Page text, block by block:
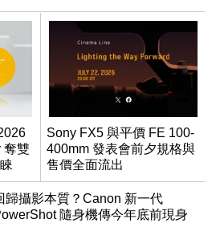
奪雙
Sony FX5 與平價 FE 100-
400mm 發表會前夕規格與
售價全面流出
歸攝影本質？Canon 新一代
隨身機傳今年底前現身